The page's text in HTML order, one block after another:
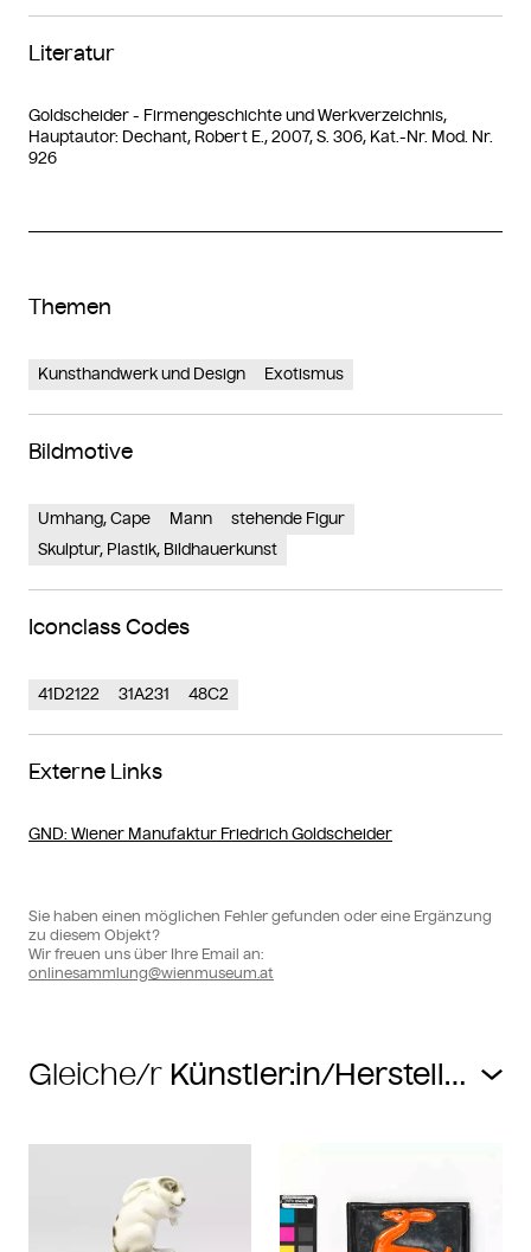
Literatur
Goldscheider - Firmengeschichte und Werkverzeichnis,
Hauptautor: Dechant, Robert E., 2007, S. 306, Kat.-Nr. Mod. Nr.
926
Themen
Kunsthandwerk und Design Exotismus
Bildmotive
Umhang, Cape Mann
stehende Figur
Skulptur, Plastik, Bildhauerkunst
Iconclass Codes
41D2122 31A231 48C2
Externe Links
GND: Wiener Manufaktur Friedrich Goldscheider
Sie haben einen möglichen Fehler gefunden oder eine Ergänzung
zu diesem Objekt?
Wir freuen uns über Ihre Email an:
onlinesammlung@wienmuseum.at
Gleiche/r